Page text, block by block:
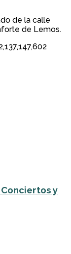
de la calle
de Lemos.
y